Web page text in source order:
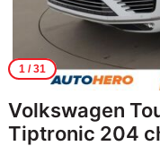
1/ 31
Volkswagen
Tiptronic 204